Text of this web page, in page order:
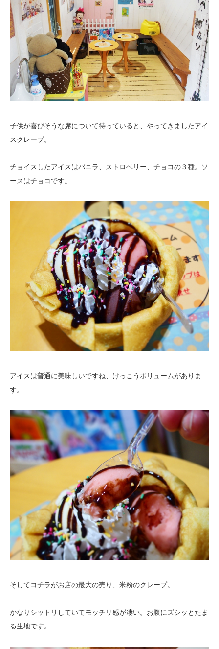
子供が喜びそうな席について待っていると、やってきましたアイ
スクレープ。
チョイスしたアイスはバニラ、ストロベリー、チョコの３種。ソ
ースはチョコです。
アイスは普通に美味しいですね、けっこうボリュームがありま
す。
そしてコチラがお店の最大の売り、米粉のクレープ。
かなりシットリしていてモッチリ感が凄い。お腹にズシッとたま
る生地です。